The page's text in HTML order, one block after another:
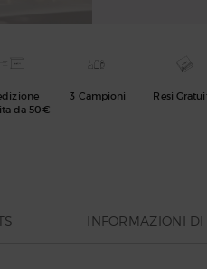
da 50€
3 Campioni Resi
INFORMAZIONI DI